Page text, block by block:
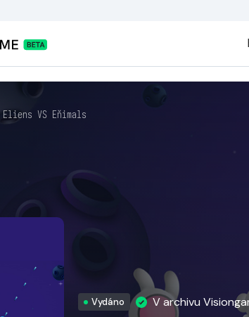
Eliens VS Eňimals
Vydáno V archivu